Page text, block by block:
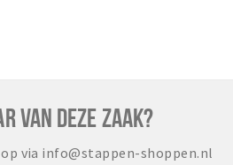
VAN DEZE ZAAK?
via info@stappen-shoppen.nl